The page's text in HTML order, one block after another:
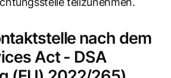
nach dem
Act - DSA